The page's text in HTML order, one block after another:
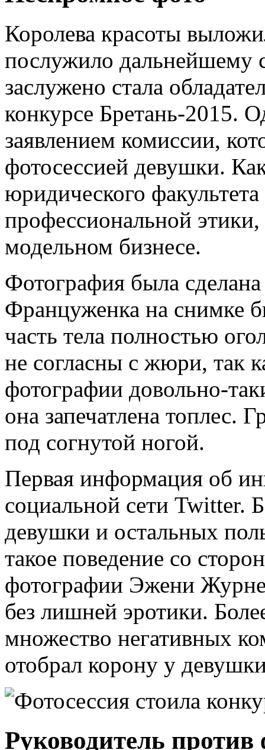
Королева красоты
послужило дальнейшему
заслужено стала
конкурсе Бретань-2015.
заявлением комиссии,
фотосессией девушки.
юридического
профессиональной
модельном бизнесе.
Фотография была
Француженка на снимке
часть тела полностью
не согласны с жюри, так
фотографии довольно-
она запечатлена топлес.
под согнутой ногой.
Первая информация об
социальной сети Twitter.
девушки и остальных
такое поведение со
фотографии Эжени Журне
без лишней эротики.
множество негативных
отобрал корону у
Руководитель против